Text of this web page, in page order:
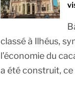
classé à Ilhéus,
l’économie du
a été construit, ce